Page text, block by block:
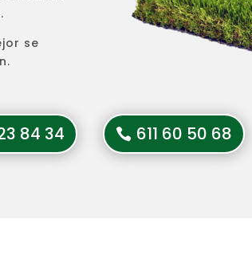
se
84 34 611 60 50 68